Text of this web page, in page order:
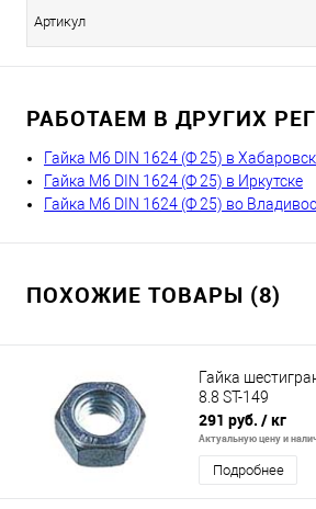
Артикул
РАБОТАЕМ В ДРУГИХ
Гайка М6 DIN 1624 (Ф 25) в
Гайка М6 DIN 1624 (Ф 25) в Иркутске
Гайка М6 DIN 1624 (Ф 25) во
ПОХОЖИЕ ТОВАРЫ (8)
Гайка
8.8 ST-149
291 руб. / кг
Актуальную цену и
Подробнее